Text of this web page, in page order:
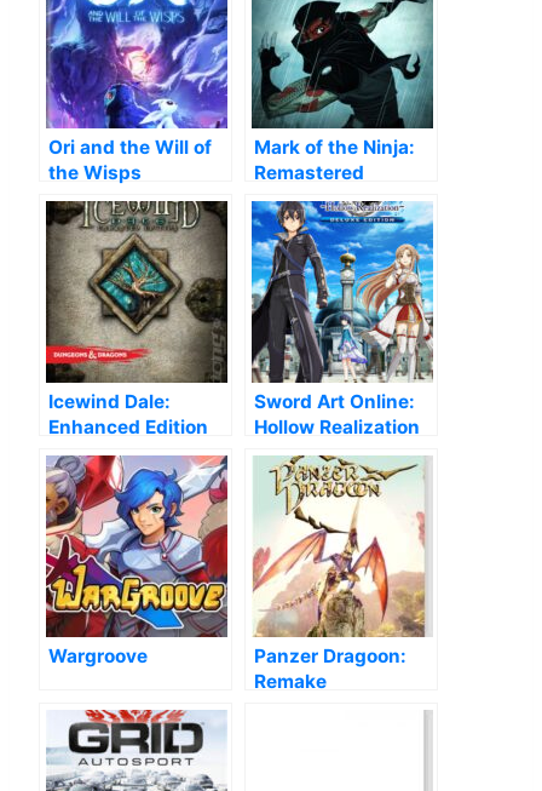
Ori and the Will of
the Wisps
Mark of the Ninja:
Remastered
Icewind Dale:
Enhanced Edition
Sword Art Online:
Hollow Realization
Deluxe Edition
Wargroove
Panzer Dragoon:
Remake